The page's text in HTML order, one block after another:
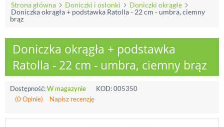
Strona główna Doniczki i osłonki
Doniczki okrągłe
Doniczka okrągła + podstawka Ratolla - 22 cm - umbra, ciemny
brąz
Doniczka okrągła + podstawka
Ratolla - 22 cm - umbra, ciemny brąz
Dostępność:W magazynie KOD:005350
(0 Opinie)
Napisz recenzję